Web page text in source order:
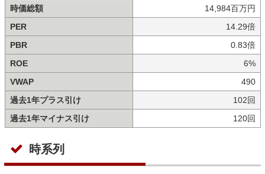
時価総額
14,984百万円
PER
14.29倍
PBR
0.83倍
ROE
6%
VWAP
490
過去1年プラス引け
102回
過去1年マイナス引け
120回
時系列